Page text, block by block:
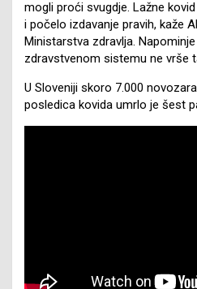
mogli proći svugdje. Lažne
i počelo izdavanje pravih, kaže
Ministarstva zdravlja.
zdravstvenom sistemu ne vrše
U Sloveniji skoro 7.000
posledica kovida umrlo je šest